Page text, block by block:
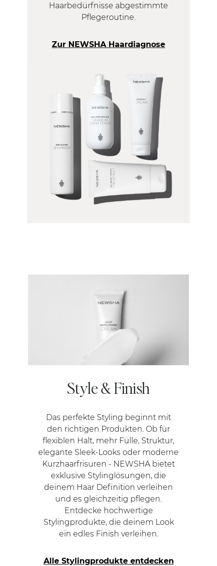
Haarbedürfnisse abgestimmte
Pflegeroutine.
Zur NEWSHA Haardiagnose
Style & Finish
Das perfekte Styling beginnt mit
den richtigen Produkten. Ob für
flexiblen Halt, mehr Fülle, Struktur,
elegante Sleek-Looks oder moderne
Kurzhaarfrisuren - NEWSHA bietet
exklusive Stylinglösungen, die
deinem Haar Definition verleihen
und es gleichzeitig pflegen.
Entdecke hochwertige
Stylingprodukte, die deinem Look
ein edles Finish verleihen.
Alle Stylingprodukte entdecken